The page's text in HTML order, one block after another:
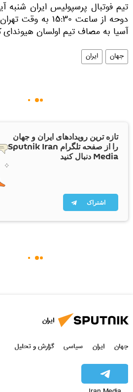
تیم فوتبال پرسپولیس ایران شنبه
دوحه از ساعت ۱۵:۳۰
آسیا به مصاف تیم اولسان هیوندای
جهان ایران
تازه ترین رویدادهای ایران و جهان
را از صفحه تلگرام Sputnik Iran
Media دنبال کنید
اشتراک
ایران
جهان ایران سیاسی گزارش و تحلیل